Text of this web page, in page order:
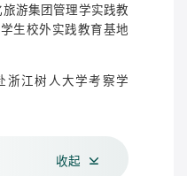
游集团管理学实践教
生校外实践教育基地
浙江树人大学考察学
收起